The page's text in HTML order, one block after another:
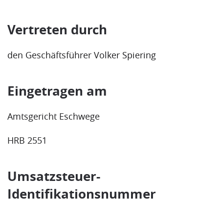
Vertreten durch
den Geschäftsführer Volker Spiering
Eingetragen am
Amtsgericht Eschwege
HRB 2551
Umsatzsteuer-
Identifikationsnummer